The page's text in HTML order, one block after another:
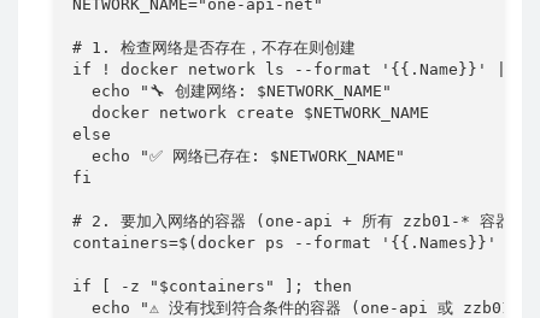
NETWORK_NAME="one-api-net"
# 1. 检查网络是否存在，不存在则创建
if ! docker network ls --format '{{.Name}}' | grep -
  echo "🔧 创建网络: $NETWORK_NAME"
  docker network create $NETWORK_NAME
else
  echo "✅ 网络已存在: $NETWORK_NAME"
fi
# 2. 要加入网络的容器 (one-api + 所有 zzb01-* 容器)
containers=$(docker ps --format '{{.Names}}' |
if [ -z "$containers" ]; then
echo "⚠️ 没有找到符合条件的容器 (one-api 或 zzb01-